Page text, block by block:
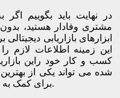
در نهایت باید بگوییم
مشتری وفادار هستید،
ابزارهای بازاریابی
این زمینه اطلاعات لازم
کسب و کار خود راین
شده می تواند یکی از
برای کمک به شما برای موفقیت در این زمینه باشد.